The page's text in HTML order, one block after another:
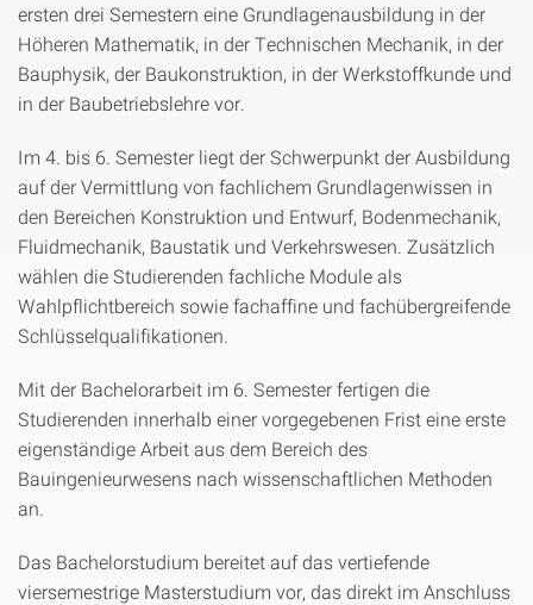
ersten drei Semestern eine Grundlagenausbildung in der
Höheren Mathematik, in der Technischen Mechanik, in der
Bauphysik, der Baukonstruktion, in der Werkstoffkunde und
in der Baubetriebslehre vor.
Im 4. bis 6. Semester liegt der Schwerpunkt der Ausbildung
auf der Vermittlung von fachlichem Grundlagenwissen in
den Bereichen Konstruktion und Entwurf, Bodenmechanik,
Fluidmechanik, Baustatik und Verkehrswesen. Zusätzlich
wählen die Studierenden fachliche Module als
Wahlpflichtbereich sowie fachaffine und fachübergreifende
Schlüsselqualifikationen.
Mit der Bachelorarbeit im 6. Semester fertigen die
Studierenden innerhalb einer vorgegebenen Frist eine erste
eigenständige Arbeit aus dem Bereich des
Bauingenieurwesens nach wissenschaftlichen Methoden
an.
Das Bachelorstudium bereitet auf das vertiefende
viersemestrige Masterstudium vor, das direkt im Anschluss